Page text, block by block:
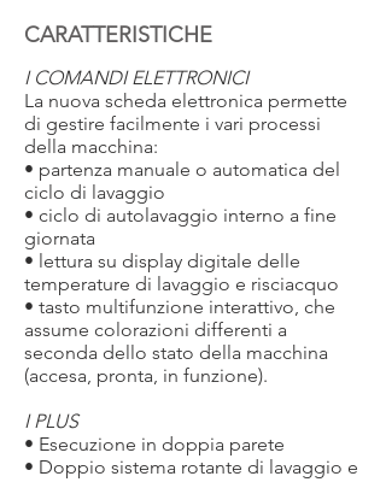
CARATTERISTICHE
I COMANDI ELETTRONICI
La nuova scheda elettronica permette
di gestire facilmente i vari processi
della macchina:
• partenza manuale o automatica del
ciclo di lavaggio
• ciclo di autolavaggio interno a fine
giornata
• lettura su display digitale delle
temperature di lavaggio e risciacquo
• tasto multifunzione interattivo, che
assume colorazioni differenti a
seconda dello stato della macchina
(accesa, pronta, in funzione).
I PLUS
• Esecuzione in doppia parete
• Doppio sistema rotante di lavaggio e